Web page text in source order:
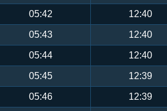
05:42 12:40
05:43 12:40
05:44 12:40
05:45 12:39
05:46 12:39